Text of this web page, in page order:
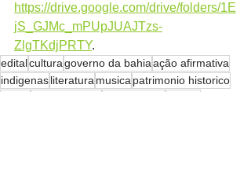
https://drive.google.com/drive/folders/1E
jS_GJMc_mPUpJUAJTzs-
ZlgTKdjPRTY.
editalculturagoverno da bahiaação afirmativa
indigenasliteratura musica patrimonio historico